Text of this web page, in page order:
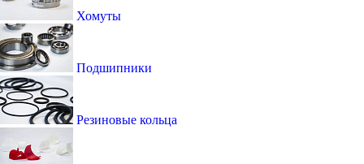
Хомуты
Подшипники
Резиновые кольца